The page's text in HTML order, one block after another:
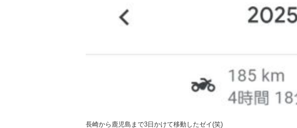
長崎から鹿児島まで3日かけて移動したゼイ(笑)